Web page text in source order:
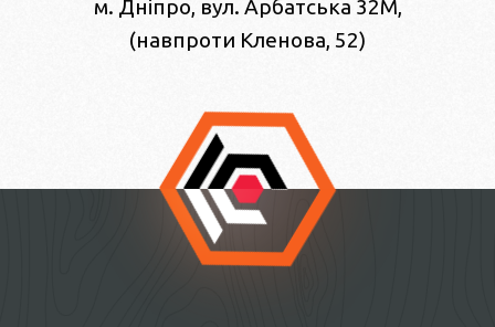
м. Дніпро, вул. Арбатська 32М,
(навпроти Кленова, 52)